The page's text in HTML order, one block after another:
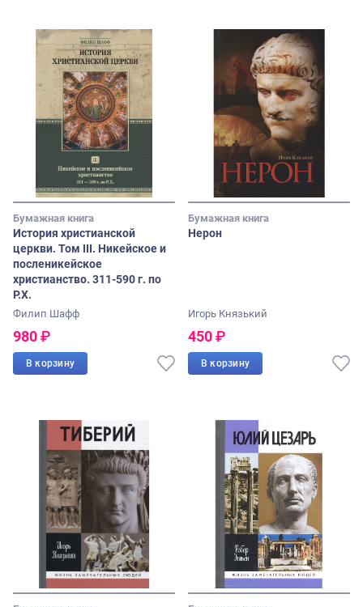
Бумажная книга
История христианской
церкви. Том III. Никейское и
посленикейское
христианство. 311-590 г. по
Р.Х.
Филип Шафф
980₽
В корзину
Бумажная книга
Нерон
Игорь Князький
450₽
В корзину